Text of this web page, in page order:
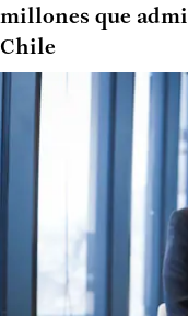
millones que
Chile